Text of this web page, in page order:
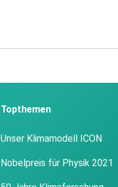
Topthemen
Unser Klimamodell ICON
Nobelpreis für Physik 2021